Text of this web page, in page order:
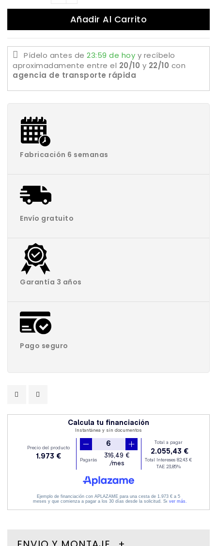
Añadir Al Carrito
Pídelo antes de 23:59 de hoy y recíbelo
aproximadamente entre el 20/10 y 22/10 con
agencia de transporte rápida
Fabricación 6 semanas
Envío gratuito
Garantía 3 años
Pago seguro